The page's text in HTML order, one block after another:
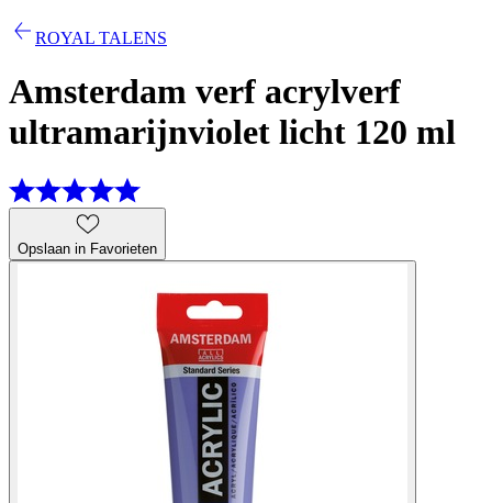
ROYAL TALENS
Amsterdam verf acrylverf
ultramarijnviolet licht 120 ml
Opslaan in Favorieten